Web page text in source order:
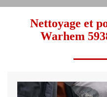
Nettoyage et
Warhem